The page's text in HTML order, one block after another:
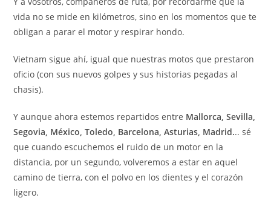
vida no se mide en kilómetros, sino en los momentos que te
obligan a parar el motor y respirar hondo.
Vietnam sigue ahí, igual que nuestras motos que prestaron
oficio (con sus nuevos golpes y sus historias pegadas al
chasis).
Y aunque ahora estemos repartidos entre Mallorca, Sevilla,
Segovia, México, Toledo, Barcelona, Asturias, Madrid... sé
que cuando escuchemos el ruido de un motor en la
distancia, por un segundo, volveremos a estar en aquel
camino de tierra, con el polvo en los dientes y el corazón
ligero.